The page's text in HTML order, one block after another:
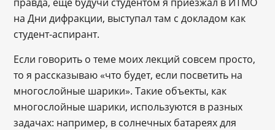
на Дни дифракции, выступал там с докладом как
студент-аспирант.
Если говорить о теме моих лекций совсем просто,
то я рассказываю «что будет, если посветить на
многослойные шарики». Такие объекты, как
многослойные шарики, используются в разных
задачах: например, в солнечных батареях для